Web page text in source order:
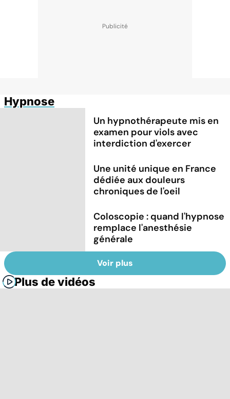
Hypnose
Un hypnothérapeute mis en
examen pour viols avec
interdiction d'exercer
Une unité unique en France
dédiée aux douleurs
chroniques de l'oeil
Coloscopie : quand l'hypnose
remplace l'anesthésie
générale
Voir plus
Plus de vidéos